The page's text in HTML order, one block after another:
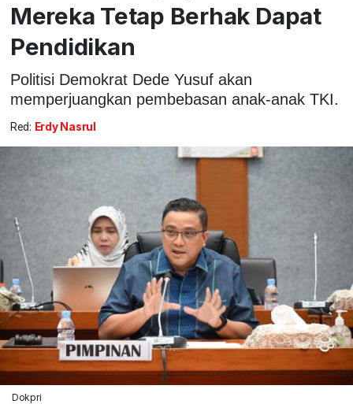
Mereka Tetap Berhak Dapat
Pendidikan
Politisi Demokrat Dede Yusuf akan
memperjuangkan pembebasan anak-anak TKI.
Red: Erdy Nasrul
Dokpri